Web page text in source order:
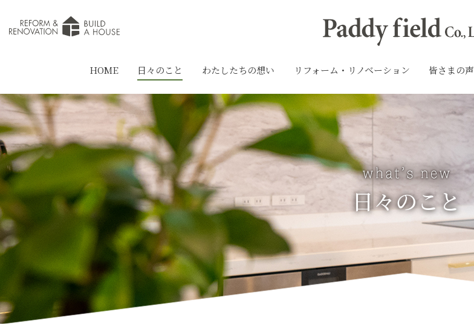
HOME 日々のこと わたしたちの想い リフォーム・リノベーション 皆さまの声
日々のこと